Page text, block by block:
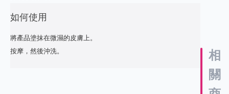
如何使用
將產品塗抹在微濕的皮膚上。
按摩，然後沖洗。
相
關